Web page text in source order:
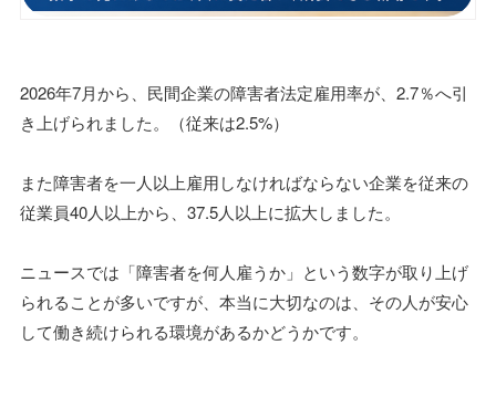
2026年7月から、民間企業の障害者法定雇用率が、2.7％へ引
き上げられました。（従来は2.5%）
また障害者を一人以上雇用しなければならない企業を従来の
従業員40人以上から、37.5人以上に拡大しました。
ニュースでは「障害者を何人雇うか」という数字が取り上げ
られることが多いですが、本当に大切なのは、その人が安心
して働き続けられる環境があるかどうかです。